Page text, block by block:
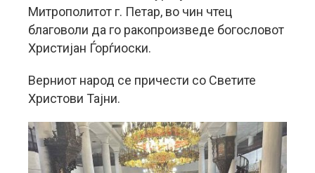
Митрополитот г. Петар, во чин чтец
благоволи да го ракопроизведе богословот
Христијан Ѓорѓиоски.
Верниот народ се причести со Светите
Христови Тајни.